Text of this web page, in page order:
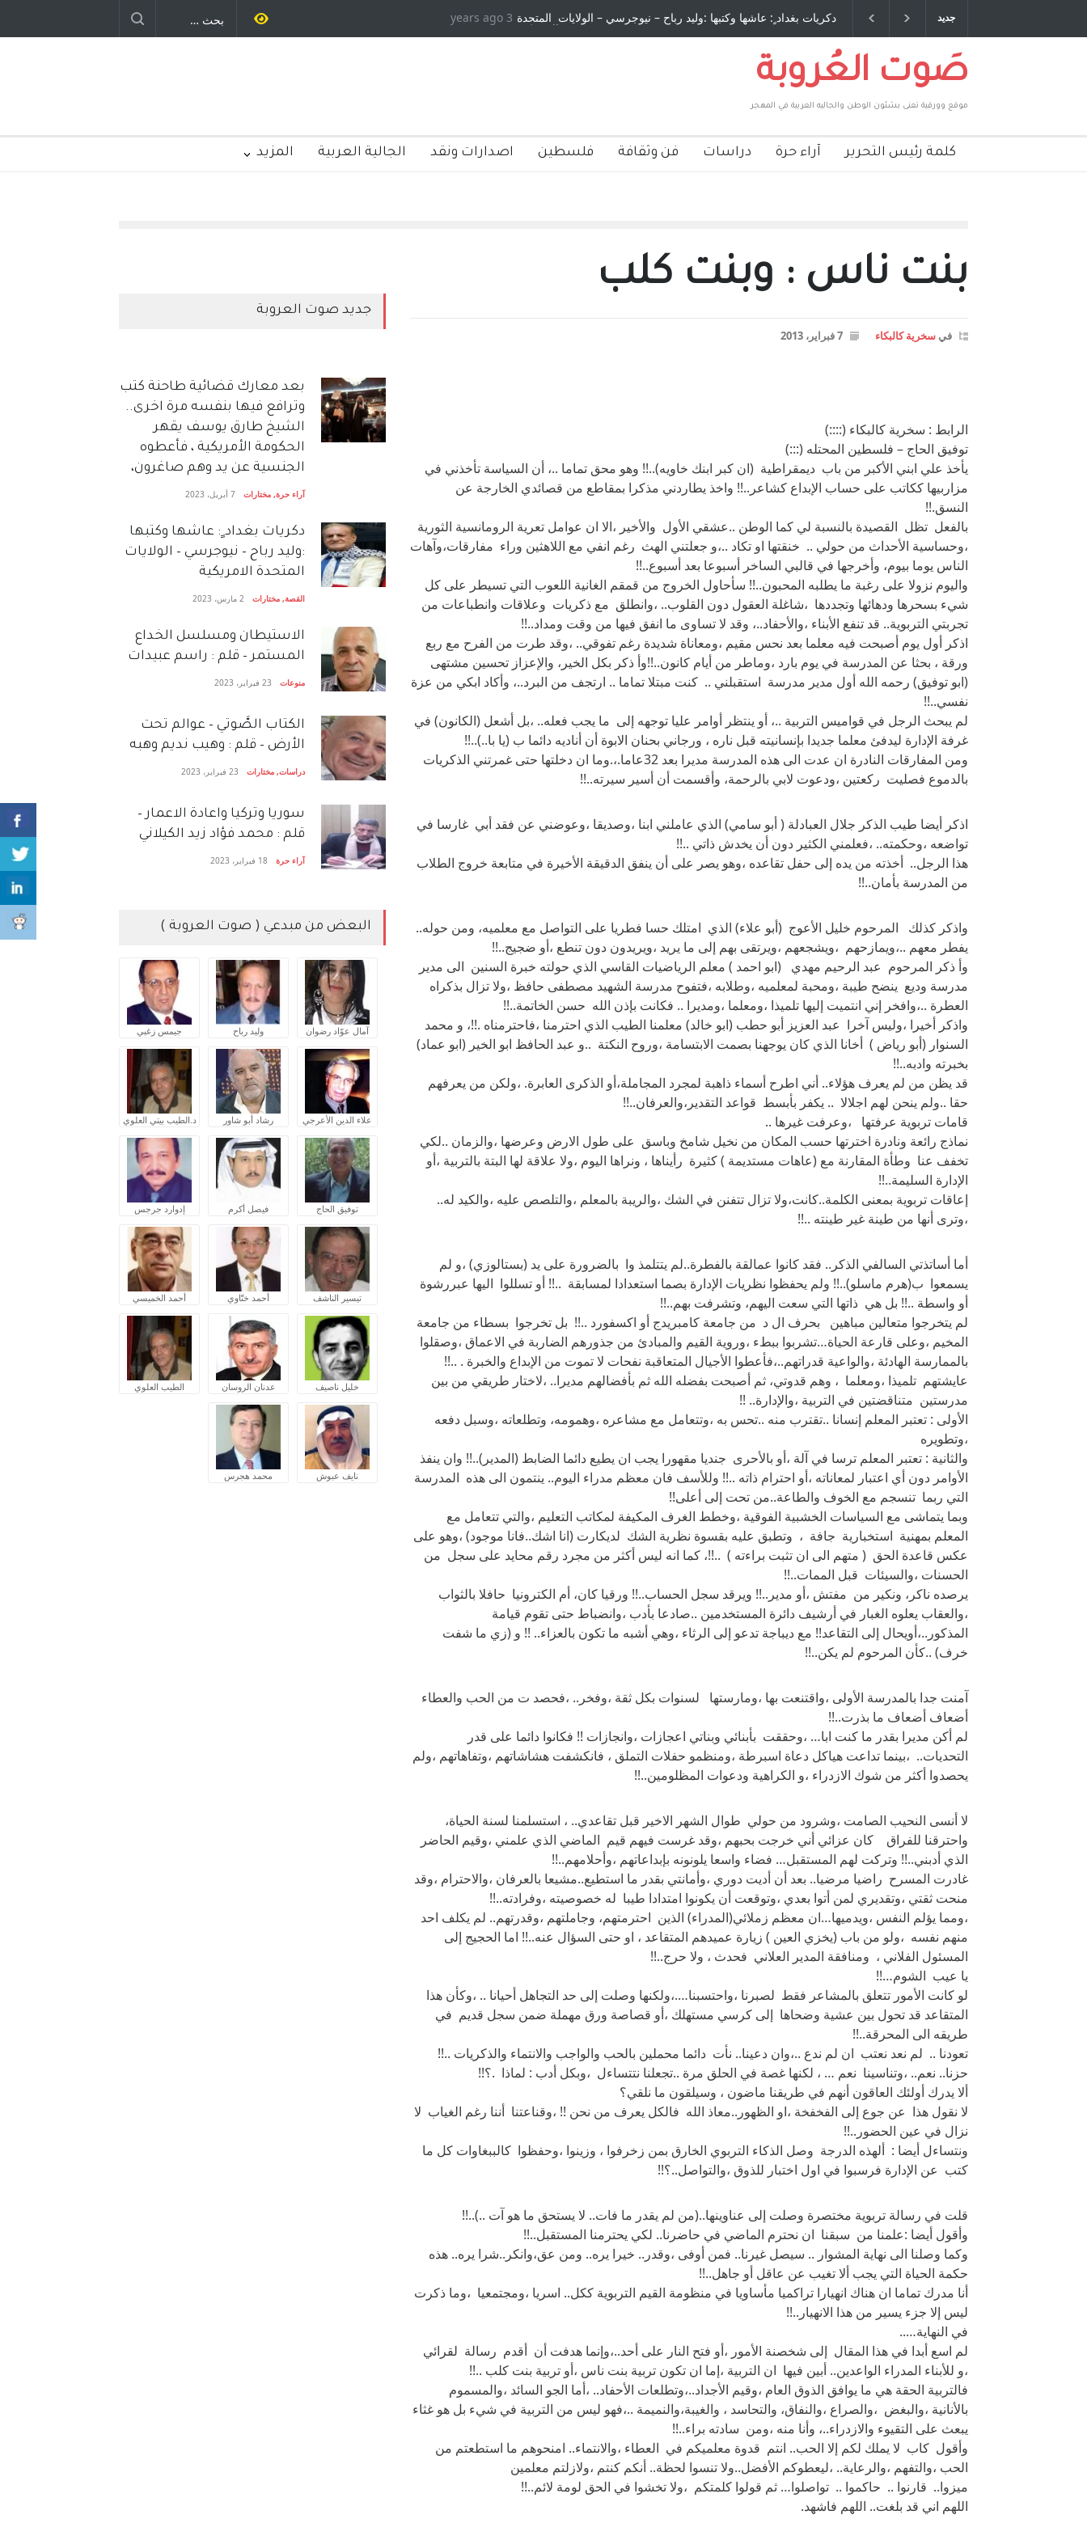
جديد الاستيطان ومسلسل الخداع المستمر - قلم : راسم عبيدات دكريات بغداد ٍ: عاشها وكتبها :وليد رباح – نيوجرسي – الولايات المتحدة
الامريكية
وترافع فيها بنفسه مرة اخرى.. الشيخ
صاغرون،
3 years ago
صَوت العُروبة
موقع وورقية تعنى بشئون الوطن والجاليه العربية في المهجر
كلمة رئيس التحرير آراء حرة دراسات فن وثقافة فلسطين اصدارات ونقد الجالية العربية المزيد
بنت ناس : وبنت كلب
في سخرية كالبكاء 7 فبراير، 2013
الرابط : سخرية كالبكاء (::::)
توفيق الحاج – فلسطين المحتله (:::)
يأخذ علي ابني الأكبر من باب ديمقراطية (ان كبر ابنك خاويه)..!! وهو محق تماما ..، أن السياسة تأخذني في
مزاربيها ككاتب على حساب الإبداع كشاعر..!! واخذ يطاردني مذكرا بمقاطع من قصائدي الخارجة عن
النسق.!!
بالفعل تظل القصيدة بالنسبة لي كما الوطن ..عشقي الأول والأخير ،الا ان عوامل تعرية الرومانسية الثورية
،وحساسية الأحداث من حولي .. خنقتها او تكاد ..،و جعلتني الهث رغم انفي مع اللاهثين وراء مفارقات،وآهات
الناس يوما بيوم، وأخرجها في قالبي الساخر أسبوعا بعد أسبوع..!!
واليوم نزولا على رغبة ما يطلبه المحبون..!! سأحاول الخروج من قمقم الغانية اللعوب التي تسيطر على كل
شيء بسحرها ودهائها وتجددها ،شاغلة العقول دون القلوب.. ،وانطلق مع ذكريات وعلاقات وانطباعات من
تجربتي التربوية.. قد تنفع الأبناء ،والأحفاد..، وقد لا تساوى ما انفق فيها من وقت ومداد..!!
اذكر أول يوم أصبحت فيه معلما بعد نحس مقيم ،ومعاناة شديدة رغم تفوقي.. ،وقد طرت من الفرح مع ربع
ورقة ، بحثا عن المدرسة في يوم بارد ،وماطر من أيام كانون..!!وأ ذكر بكل الخير، والإعزاز تحسين مشتهى
(ابو توفيق) رحمه الله أول مدير مدرسة استقبلني .. كنت مبتلا تماما .. ارتجف من البرد..، وأكاد ابكي من عزة
نفسي..!!
لم يبحث الرجل في قواميس التربية ..، أو ينتظر أوامر عليا توجهه إلى ما يجب فعله.. ،بل أشعل (الكانون) في
غرفة الإدارة ليدفئ معلما جديدا بإنسانيته قبل ناره ، ورجاني بحنان الابوة أن أناديه دائما ب (يا با..)..!!
ومن المفارقات النادرة ان عدت الى هذه المدرسة مديرا بعد 32عاما.،.وما ان دخلتها حتى غمرتني الذكريات
بالدموع فصليت ركعتين ،ودعوت لابي بالرحمة، وأقسمت أن أسير سيرته..!!
اذكر أيضا طيب الذكر جلال العبادلة ( أبو سامي) الذي عاملني ابنا ،وصديقا ،وعوضني عن فقد أبي غارسا في
تواضعه ،وحكمته.. ،فعلمني الكثير دون أن يخدش ذاتي ..!!
هذا الرجل.. أخذته من يده إلى حفل تقاعده ،وهو يصر على أن ينفق الدقيقة الأخيرة في متابعة خروج الطلاب
من المدرسة بأمان..!!
واذكر كذلك المرحوم خليل الأعوج (أبو علاء) الذي امتلك حسا فطريا على التواصل مع معلميه، ومن حوله..
يفطر معهم ..،ويمازحهم ،ويشجعهم ،ويرتقى بهم إلى ما يريد ،ويريدون دون تنطع ،أو ضجيج..!!
وأ ذكر المرحوم عبد الرحيم مهدي (ابو احمد ) معلم الرياضيات القاسي الذي حولته خبرة السنين الى مدير
مدرسة وديع ينضح طيبة ،ومحبة لمعلميه ،وطلابه ،فتفوح مدرسة الشهيد مصطفى حافظ ،ولا تزال بذكراه
العطرة ..،وافخر إني انتميت إليها تلميذا ،ومعلما ،ومديرا .. فكانت بإذن الله حسن الخاتمة..!!
واذكر أخيرا ،وليس آخرا عبد العزيز أبو حطب (ابو خالد) معلمنا الطيب الذي احترمنا ،فاحترمناه .!!، و محمد
السنوار (أبو رياض ) أخانا الذي كان يوجهنا بصمت الابتسامة ،وروح النكتة ..و عبد الحافظ ابو الخير (ابو عماد)
بخبرته وادبه..!!
قد يظن من لم يعرف هؤلاء.. أني اطرح أسماء ذاهبة لمجرد المجاملة،أو الذكرى العابرة. ،ولكن من يعرفهم
حقا ..ولم ينحن لهم اجلالا .. يكفر بأبسط قواعد التقدير،والعرفان..!!
قامات تربوية عرفتها ،وعرفت غيرها ..
نماذج رائعة ونادرة اخترتها حسب المكان من نخيل شامخ وباسق على طول الارض وعرضها ،والزمان ..لكي
تخفف عنا وطأة المقارنة مع (عاهات مستديمة ) كثيرة رأيناها ، ونراها اليوم ،ولا علاقة لها البتة بالتربية ،أو
الإدارة السليمة..!!
إعاقات تربوية بمعنى الكلمة..كانت،ولا تزال تتفنن في الشك ،والريبة بالمعلم ،والتلصص عليه ،والكيد له..
،وترى أنها من طينة غير طينته ..!!
أما أساتذتي السالفي الذكر.. فقد كانوا عمالقة بالفطرة..لم يتتلمذ وا بالضرورة على يد (بستالوزي) ،و لم
يسمعوا ب(هرم ماسلو)..!! ولم يحفظوا نظريات الإدارة بصما استعدادا لمسابقة ..!! أو تسللوا اليها عبررشوة
أو واسطة ..!! بل هي ذاتها التي سعت اليهم، وتشرفت بهم..!!
لم يتخرجوا متعالين مباهين بحرف ال د من جامعة كامبريدج أو اكسفورد ..!! بل تخرجوا بسطاء من جامعة
المخيم ،وعلى قارعة الحياة…تشربوا ببطء ،وروية القيم والمبادئ من جذورهم الضاربة في الاعماق ،وصقلوا
بالممارسة الهادئة ،والواعية قدراتهم..،فأعطوا الأجيال المتعاقبة نفحات لا تموت من الإبداع والخبرة . ..!!
عايشتهم تلميذا ،ومعلما ، وهم قدوتي، ثم أصبحت بفضله الله ثم بأفضالهم مديرا.. ،لاختار طريقي من بين
مدرستين متناقضتين في التربية ،والإدارة.. !!
الأولى : تعتبر المعلم إنسانا ..تقترب منه ..تحس به ،وتتعامل مع مشاعره ،وهمومه، وتطلعاته ،وسبل دفعه
،وتطويره
والثانية : تعتبر المعلم ترسا في آلة ،أو بالأحرى جنديا مقهورا يجب ان يطيع دائما الضابط (المدير)..!! وان ينفذ
الأوامر دون أي اعتبار لمعاناته ،أو احترام ذاته ..!! وللأسف فان معظم مدراء اليوم.. ينتمون الى هذه المدرسة
التي ربما تنسجم مع الخوف والطاعة..من تحت إلى أعلى!!
وبما يتماشى مع السياسات الخشبية الفوقية ،وخطط الغرف المكيفة لمكاتب التعليم ،والتي تتعامل مع
المعلم بمهنية استخبارية جافة ، وتطبق عليه بقسوة نظرية الشك لديكارت (انا اشك..فانا موجود) ،وهو على
عكس قاعدة الحق ( متهم الى ان تثبت براءته ) ..!!، كما انه ليس أكثر من مجرد رقم محايد على سجل من
الحسنات ،والسيئات قبل الممات..!!
يرصده ناكر، ونكير من مفتش ،أو مدير..!! ويرقد سجل الحساب..!! ورقيا كان، أم الكترونيا حافلا بالثواب
،والعقاب يعلوه الغبار في أرشيف دائرة المستخدمين ..صادعا بأدب ،وانضباط حتى تقوم قيامة
المذكور..،أويحال إلى التقاعد!! مع ديباجة تدعو إلى الرثاء ،وهي أشبه ما تكون بالعزاء.. !! و (زي ما شفت
خرف) ..كأن المرحوم لم يكن..!!
آمنت جدا بالمدرسة الأولى ،واقتنعت بها ،ومارستها لسنوات بكل ثقة ،وفخر.. ،فحصد ت من الحب والعطاء
أضعاف أضعاف ما بذرت..!!
لم أكن مديرا بقدر ما كنت ابا… ،وحققت بأبنائي وبناتي اعجازات ،وانجازات !! فكانوا دائما على قدر
التحديات.. ،بينما تداعت هياكل دعاة اسبرطة ،ومنظمو حفلات التملق ، فانكشفت هشاشاتهم ،وتفاهاتهم ،ولم
يحصدوا أكثر من شوك الازدراء ،و الكراهية ودعوات المظلومين..!!
لا أنسى النحيب الصامت ،وشرود من حولي طوال الشهر الاخير قبل تقاعدي.. ، استسلمنا لسنة الحياة،
واحترقنا للفراق كان عزائي أني خرجت بحبهم ،وقد غرست فيهم قيم الماضي الذي علمني ،وقيم الحاضر
الذي أدبني..!! وتركت لهم المستقبل… فضاء واسعا يلونونه بإبداعاتهم ،وأحلامهم..!!
غادرت المسرح راضيا مرضيا.. بعد أن أديت دوري ،وأمانتي بقدر ما استطيع..مشيعا بالعرفان ،والاحترام ،وقد
منحت ثقتي ،وتقديري لمن أتوا بعدي ،وتوقعت أن يكونوا امتدادا طيبا له خصوصيته ،وفرادته..!!
،ومما يؤلم النفس ،ويدميها…ان معظم زملائي(المدراء) الذين احترمتهم، وجاملتهم ،وقدرتهم.. لم يكلف احد
منهم نفسه ،ولو من باب (يخزي العين ) زيارة عميدهم المتقاعد ، او حتى السؤال عنه..!! اما الحجيج إلى
المسئول الفلاني ، ومنافقة المدير العلاني فحدث ، ولا حرج..!!
يا عيب الشوم…!!
لو كانت الأمور تتعلق بالمشاعر فقط لصبرنا ،واحتسبنا….،ولكنها وصلت إلى حد التجاهل أحيانا .. ،وكأن هذا
المتقاعد قد تحول بين عشية وضحاها إلى كرسي مستهلك ،أو قصاصة ورق مهملة ضمن سجل قديم في
طريقه الى المحرقة..!!
تعودنا .. لم نعد نعتب ان لم ندع ..،وان دعينا.. نأت دائما محملين بالحب والواجب والانتماء والذكريات ..!!
حزنا.. نعم.. ،وتناسينا نعم … ، لكنها غصة في الحلق مرة ..تجعلنا نتتساءل ،وبكل أدب : لماذا .؟!!
ألا يدرك أولئك العاقون أنهم في طريقنا ماضون ، وسيلقون ما نلقي؟
لا نقول هذا عن جوع إلى الفخفخة ،او الظهور..معاذ الله فالكل يعرف من نحن !! ،وقناعتنا أننا رغم الغياب لا
نزال في عين الحضور..!!
ونتساءل أيضا : ألهذه الدرجة وصل الذكاء التربوي الخارق بمن زخرفوا ، وزينوا ،وحفظوا كالببغاوات كل ما
كتب عن الإدارة فرسبوا في اول اختبار للذوق ،والتواصل..؟!!
قلت في رسالة تربوية مختصرة وصلت إلى عناوينها..(من لم يقدر ما فات.. لا يستحق ما هو آت ..)..!!
وأقول أيضا :علمنا من سبقنا ان نحترم الماضي في حاضرنا.. لكي يحترمنا المستقبل..!!
وكما وصلنا الى نهاية المشوار .. سيصل غيرنا.. فمن أوفى ،وقدر.. خيرا يره.. ومن عق،وانكر..شرا يره.. هذه
حكمة الحياة التي يجب ألا تغيب عن عاقل أو جاهل..!!
أنا مدرك تماما ان هناك انهيارا تراكميا مأساويا في منظومة القيم التربوية ككل.. اسريا ،ومجتمعيا ،وما ذكرت
ليس إلا جزء يسير من هذا الانهيار..!!
في النهاية…..
لم اسع أبدا في هذا المقال إلى شخصنة الأمور ،أو فتح النار على أحد..،وإنما هدفت أن أقدم رسالة لقرائي
،و للأبناء المدراء الواعدين.. أبين فيها ان التربية ،إما ان تكون تربية بنت ناس ،أو تربية بنت كلب ..!!
فالتربية الحقة هي ما يوافق الذوق العام ،وقيم الأجداد..،وتطلعات الأحفاد.. ،أما الجو السائد ،والمسموم
بالأنانية ،والبغض ،والصراع ،والنفاق، والتحاسد ، والغيبة،والنميمة ..،فهو ليس من التربية في شيء بل هو غثاء
يبعث على التقيوء والازدراء..، وأنا منه ،ومن سادته براء..!!
وأقول كاب لا يملك لكم إلا الحب.. انتم قدوة معلميكم في العطاء ،والانتماء.. امنحوهم ما استطعتم من
الحب ،والتفهم ،والرعاية.. ،ليعطوكم الأفضل..ولا تنسوا لحظة.. أنكم كنتم ،ولازلتم معلمين
ميزوا.. قارنوا .. حاكموا .. تواصلوا… ثم قولوا كلمتكم ،ولا تخشوا في الحق لومة لائم..!!
اللهم اني قد بلغت.. اللهم فاشهد.
جديد صوت العروبة
بعد معارك قضائية طاحنة كتب
وترافع فيها بنفسه مرة اخرى..
الشيخ طارق يوسف يقهر
الحكومة الأمريكية ، فأعطوه
الجنسية عن يد وهم صاغرون،
آراء حرة, مختارات 7 أبريل، 2023
دكريات بغداد ٍ: عاشها وكتبها
:وليد رباح – نيوجرسي – الولايات
المتحدة الامريكية
القصة, مختارات 2 مارس، 2023
الاستيطان ومسلسل الخداع
المستمر – قلم : راسم عبيدات
منوعات 23 فبراير، 2023
الكتاب الصَّوتي – عوالم تحت
الأرض – قلم : وهيب نديم وهبه
دراسات, مختارات 23 فبراير، 2023
سوريا وتركيا واعادة الاعمار –
قلم : محمد فؤاد زيد الكيلاني
آراء حرة 18 فبراير، 2023
البعض من مبدعي ( صوت العروبة )
آمال عوّاد رضوان وليد رباح جيمس زغبي
علاء الدين الأعرجي رشاد أبو شاور د.الطيب بيتي العلوي
توفيق الحاج فيصل أكرم إدوارد جرجس
تيسير الناشف أحمد ختّاوي أحمد الخميسي
خليل ناصيف عدنان الروسان الطيب العلوي
نايف عبوش محمد هجرس